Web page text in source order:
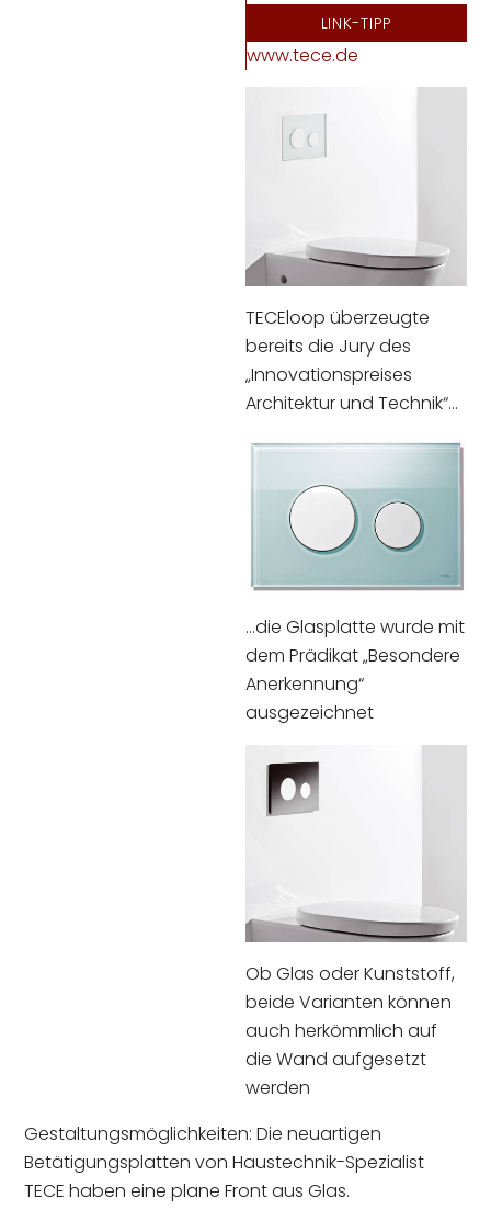
LINK-TIPP
www.tece.de
TECEloop überzeugte
bereits die Jury des
„Innovationspreises
Architektur und Technik“...
...die Glasplatte wurde mit
dem Prädikat „Besondere
Anerkennung“
ausgezeichnet
Ob Glas oder Kunststoff,
beide Varianten können
auch herkömmlich auf
die Wand aufgesetzt
werden
Gestaltungsmöglichkeiten: Die neuartigen
Betätigungsplatten von Haustechnik-Spezialist
TECE haben eine plane Front aus Glas.